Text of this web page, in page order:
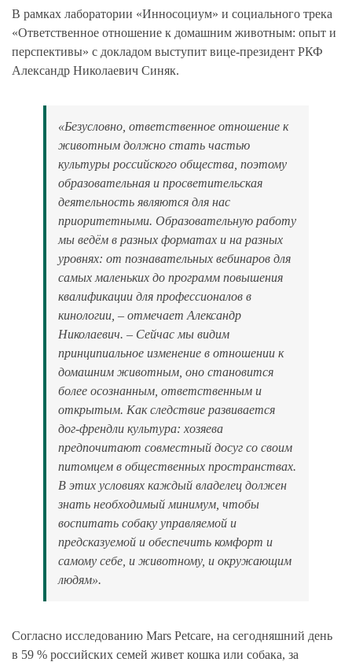
В рамках лаборатории «Инносоциум» и социального трека
«Ответственное отношение к домашним животным: опыт и
перспективы» с докладом выступит вице-президент РКФ
Александр Николаевич Синяк.
«Безусловно, ответственное отношение к
животным должно стать частью
культуры российского общества, поэтому
образовательная и просветительская
деятельность являются для нас
приоритетными. Образовательную работу
мы ведём в разных форматах и на разных
уровнях: от познавательных вебинаров для
самых маленьких до программ повышения
квалификации для профессионалов в
кинологии, – отмечает Александр
Николаевич. – Сейчас мы видим
принципиальное изменение в отношении к
домашним животным, оно становится
более осознанным, ответственным и
открытым. Как следствие развивается
дог-френдли культура: хозяева
предпочитают совместный досуг со своим
питомцем в общественных пространствах.
В этих условиях каждый владелец должен
знать необходимый минимум, чтобы
воспитать собаку управляемой и
предсказуемой и обеспечить комфорт и
самому себе, и животному, и окружающим
людям».
Согласно исследованию Mars Petcare, на сегодняшний день
в 59 % российских семей живет кошка или собака, за